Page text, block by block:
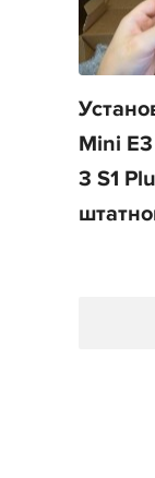
Mini
3 S1